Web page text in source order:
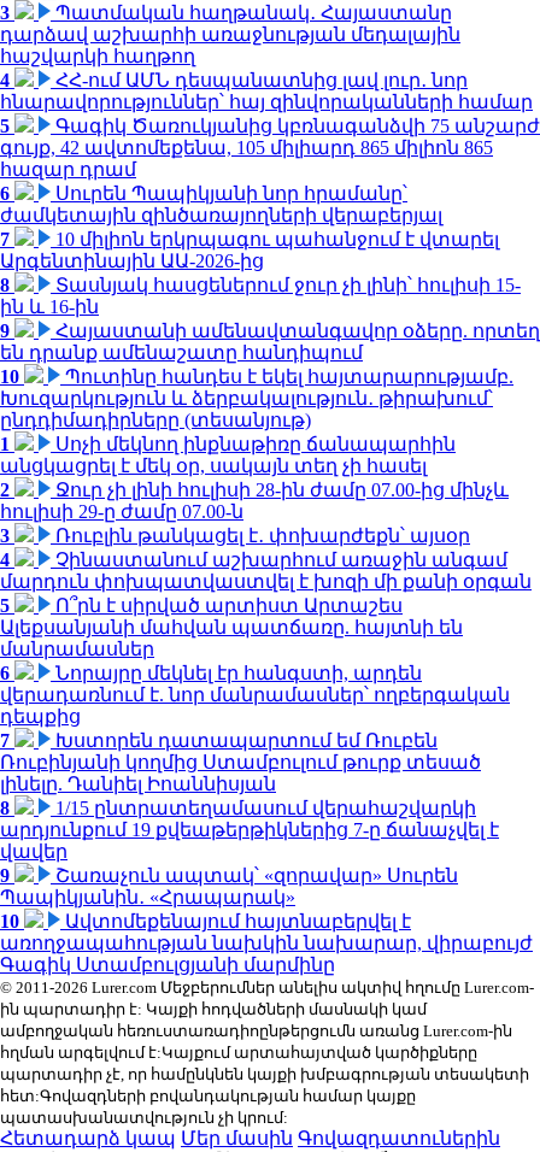
3
Պատմական հաղթանակ․ Հայաստանը
դարձավ աշխարհի առաջնության մեդալային
հաշվարկի հաղթող
4
ՀՀ-ում ԱՄՆ դեսպանատնից լավ լուր․ նոր
հնարավորություններ՝ հայ զինվորականների համար
5
Գագիկ Ծառուկյանից կբռնագանձվի 75 անշարժ
գույք, 42 ավտոմեքենա, 105 միլիարդ 865 միլիոն 865
հազար դրամ
6
Սուրեն Պապիկյանի նոր հրամանը՝
ժամկետային զինծառայողների վերաբերյալ
7
10 միլիոն երկրպագու պահանջում է վտարել
Արգենտինային ԱԱ-2026-ից
8
Տասնյակ հասցեներում ջուր չի լինի՝ հուլիսի 15-
ին և 16-ին
9
Հայաստանի ամենավտանգավոր օձերը. որտեղ
են դրանք ամենաշատը հանդիպում
10
Պուտինը հանդես է եկել հայտարարությամբ.
Խուզարկություն և ձերբակալություն․ թիրախում՝
ընդդիմադիրները (տեսանյութ)
1
Սոչի մեկնող ինքնաթիռը ճանապարհին
անցկացրել է մեկ օր, սակայն տեղ չի հասել
2
Ջուր չի լինի հուլիսի 28-ին ժամը 07.00-ից մինչև
հուլիսի 29-ը ժամը 07.00-ն
3
Ռուբլին թանկացել է․ փոխարժեքն՝ այսօր
4
Չինաստանում աշխարհում առաջին անգամ
մարդուն փոխպատվաստվել է խոզի մի քանի օրգան
5
Ո՞րն է սիրված արտիստ Արտաշես
Ալեքսանյանի մահվան պատճառը. հայտնի են
մանրամասներ
6
Նորայրը մեկնել էր հանգստի, արդեն
վերադառնում է. նոր մանրամասներ՝ ողբերգական
դեպքից
7
Խստորեն դատապարտում եմ Ռուբեն
Ռուբինյանի կողմից Ստամբուլում թուրք տեսած
լինելը. Դանիել Իոաննիսյան
8
1/15 ընտրատեղամասում վերահաշվարկի
արդյունքում 19 քվեաթերթիկներից 7-ը ճանաչվել է
վավեր
9
Շառաչուն ապտակ՝ «զորավար» Սուրեն
Պապիկյանին․ «Հրապարակ»
10
Ավտոմեքենայում հայտնաբերվել է
առողջապահության նախկին նախարար, վիրաբույժ
Գագիկ Ստամբուլցյանի մարմինը
© 2011-2026 Lurer.com Մեջբերումներ անելիս ակտիվ հղումը Lurer.com-
ին պարտադիր է: Կայքի հոդվածների մասնակի կամ
ամբողջական հեռուստառադիոընթերցումն առանց Lurer.com-ին
հղման արգելվում է:Կայքում արտահայտված կարծիքները
պարտադիր չէ, որ համընկնեն կայքի խմբագրության տեսակետի
հետ:Գովազդների բովանդակության համար կայքը
պատասխանատվություն չի կրում:
Հետադարձ կապ Մեր մասին Գովազդատուներին